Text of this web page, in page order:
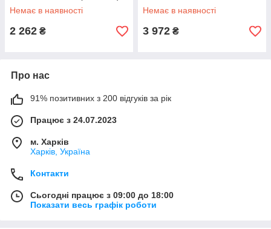
DS
Немає в наявності
2 262 ₴
(8618460) DS
Немає в наявності
3 972 ₴
Про нас
91% позитивних з 200 відгуків за рік
Працює з 24.07.2023
м. Харків
Харків, Україна
Контакти
Сьогодні працює з 09:00 до 18:00
Показати весь графік роботи